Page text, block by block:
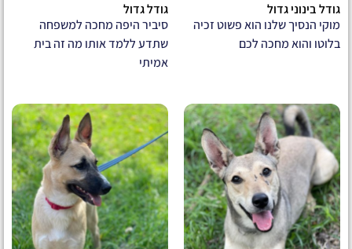
גודל בינוני גדול
מוקי הנסיך שלנו הוא פשוט זכיה
בלוטו והוא מחכה לכם
גודל גדול
סיביר היפה מחכה למשפחה
שתדע ללמד אותו מה זה בית
אמיתי